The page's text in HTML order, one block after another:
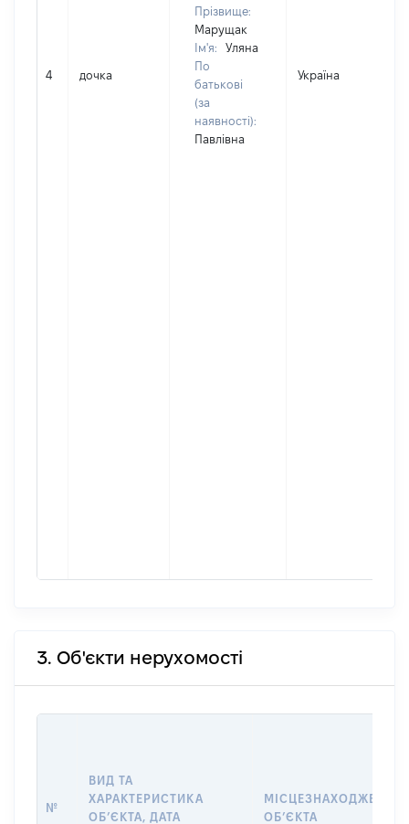
4 дочка
Прізвище:
Марущак
Ім'я:
Уляна
По
батькові
(за
наявності):
Павлівна
Україна
3. Об'єкти нерухомості
№
ВИД ТА
ХАРАКТЕРИСТИКА
ОБʼЄКТА, ДАТА
МІСЦЕЗНАХОДЖЕННЯ
ОБʼЄКТА